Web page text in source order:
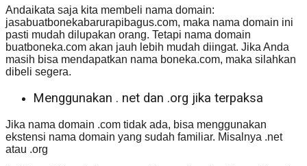
Andaikata saja kita membeli nama domain:
jasabuatbonekabarurapibagus.com, maka nama domain ini
pasti mudah dilupakan orang. Tetapi nama domain
buatboneka.com akan jauh lebih mudah diingat. Jika Anda
masih bisa mendapatkan nama boneka.com, maka silahkan
dibeli segera.
Menggunakan . net dan .org jika terpaksa
Jika nama domain .com tidak ada, bisa menggunakan
ekstensi nama domain yang sudah familiar. Misalnya .net
atau .org